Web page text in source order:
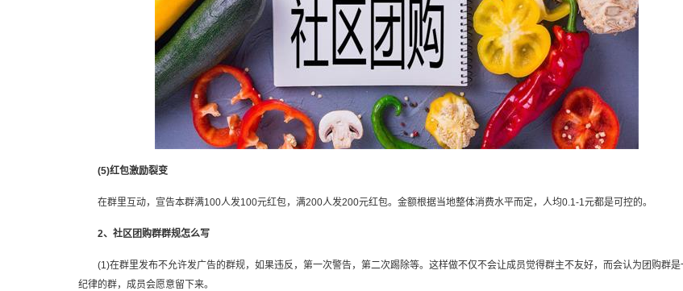
(5)红包激励裂变
在群里互动，宣告本群满100人发100元红包，满200人发200元红包。金额根据当地整体消费水平而定，人均0.1-1元都是可控的。
2、社区团购群群规怎么写
(1)在群里发布不允许发广告的群规，如果违反，第一次警告，第二次踢除等。这样做不仅不会让成员觉得群主不友好，而会认为团购群是
纪律的群，成员会愿意留下来。